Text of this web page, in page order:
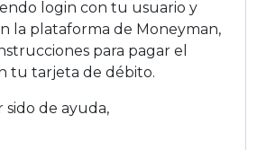
login con tu usuario y
la plataforma de Moneyman,
para pagar el
tu tarjeta de débito.
sido de ayuda,